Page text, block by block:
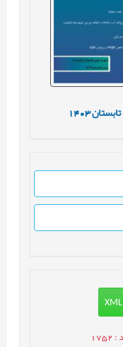
1403
XML
: 1752